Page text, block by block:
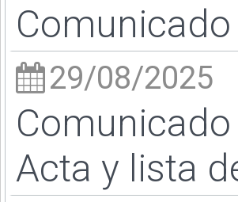
29/08/2025
Acta y lista